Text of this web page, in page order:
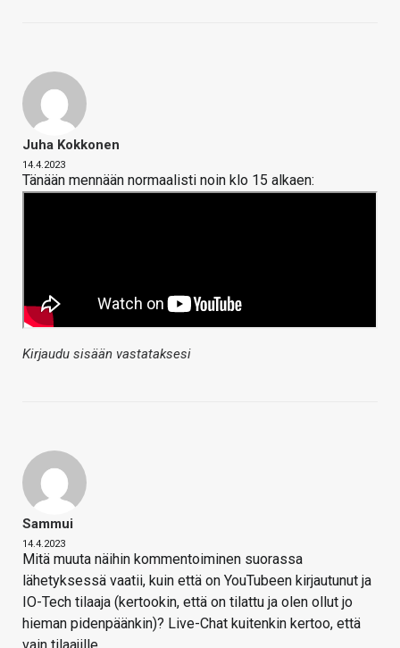
Juha Kokkonen
14.4.2023
Tänään mennään normaalisti noin klo 15 alkaen:
Kirjaudu sisään vastataksesi
Sammui
14.4.2023
Mitä muuta näihin kommentoiminen suorassa
lähetyksessä vaatii, kuin että on YouTubeen kirjautunut ja
IO-Tech tilaaja (kertookin, että on tilattu ja olen ollut jo
hieman pidenpäänkin)? Live-Chat kuitenkin kertoo, että
vain tilaajille.